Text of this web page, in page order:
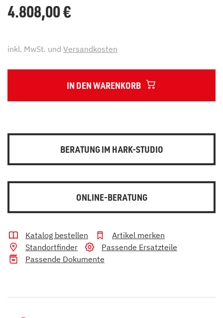
4.808,00€
inkl. MwSt. und Versandkosten
IN DEN WARENKORB
BERATUNG IM HARK-STUDIO
ONLINE-BERATUNG
Katalog bestellen
Artikel merken
Standortfinder
Passende Ersatzteile
Passende Dokumente